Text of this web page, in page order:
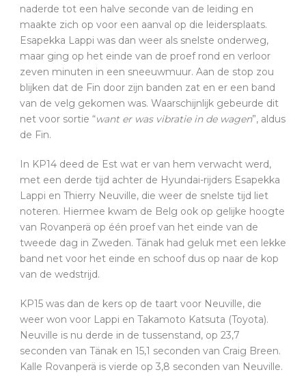
naderde tot een halve seconde van de leiding en
maakte zich op voor een aanval op die leidersplaats.
Esapekka Lappi was dan weer als snelste onderweg,
maar ging op het einde van de proef rond en verloor
zeven minuten in een sneeuwmuur. Aan de stop zou
blijken dat de Fin door zijn banden zat en er een band
van de velg gekomen was. Waarschijnlijk gebeurde dit
net voor sortie “want er was vibratie in de wagen”, aldus
de Fin.
In KP14 deed de Est wat er van hem verwacht werd,
met een derde tijd achter de Hyundai-rijders Esapekka
Lappi en Thierry Neuville, die weer de snelste tijd liet
noteren. Hiermee kwam de Belg ook op gelijke hoogte
van Rovanperä op één proef van het einde van de
tweede dag in Zweden. Tänak had geluk met een lekke
band net voor het einde en schoof dus op naar de kop
van de wedstrijd.
KP15 was dan de kers op de taart voor Neuville, die
weer won voor Lappi en Takamoto Katsuta (Toyota).
Neuville is nu derde in de tussenstand, op 23,7
seconden van Tänak en 15,1 seconden van Craig Breen.
Kalle Rovanperä is vierde op 3,8 seconden van Neuville.